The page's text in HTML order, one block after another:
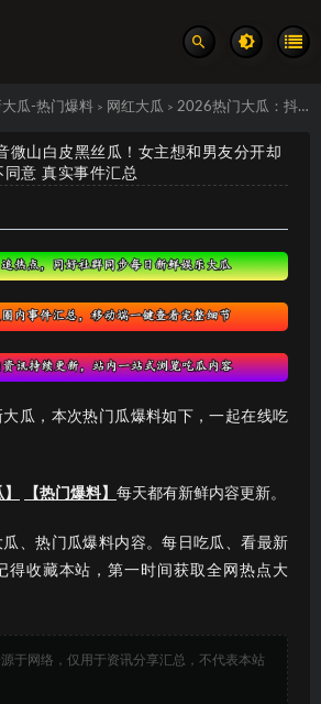
瓜-热门爆料 > 网红大瓜 > 2026热门大瓜：抖音微山白皮黑丝瓜！女主想和男友分开却被男友用曝光视频不同意 真实事件汇总
微山白皮黑丝瓜！女主想和男友分开却
意 真实事件汇总
瓜，本次热门瓜爆料如下，一起在线吃
【热门爆料】 每天都有新鲜内容更新。
、热门瓜爆料内容。每日吃瓜、看最新
得收藏本站，第一时间获取全网热点大
于网络，仅用于资讯分享汇总，不代表本站